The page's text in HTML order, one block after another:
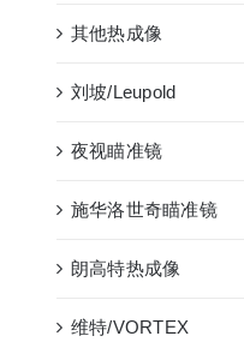
其他热成像
刘坡/Leupold
夜视瞄准镜
施华洛世奇瞄准镜
朗高特热成像
维特/VORTEX